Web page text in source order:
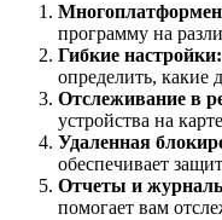
программу на
Гибкие настройки:
определить, какие
Отслеживание в
устройства на
Удаленная
обеспечивает
Отчеты и
помогает вам